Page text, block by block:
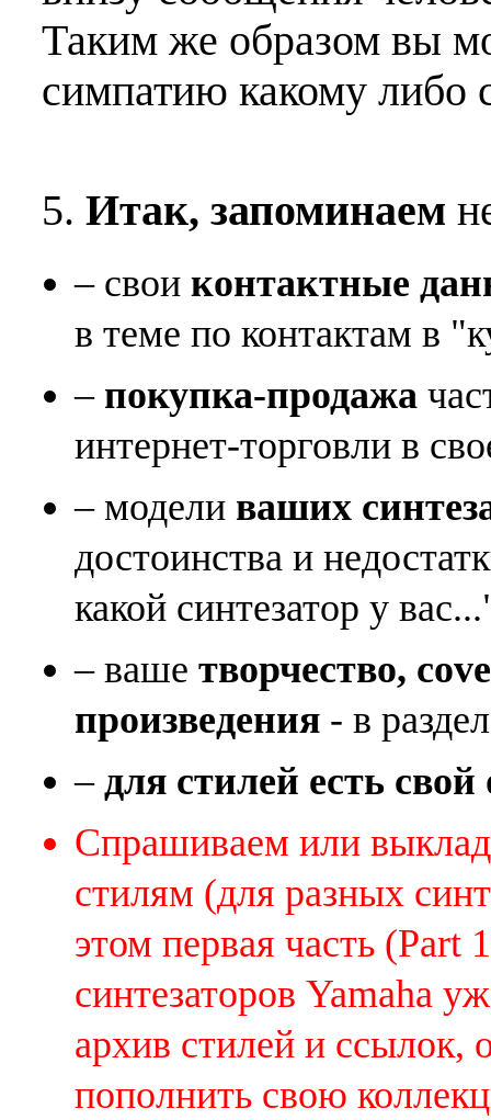
Таким же образом вы
симпатию какому
5. Итак, запоминаем
– свои контактные
в теме по контактам в
– покупка-продажа
интернет-торговли в
– модели ваших
достоинства и
какой синтезатор у
– ваше творчество,
произведения - в
–для стилей есть
Спрашиваем или
стилям (для разных
этом первая часть
синтезаторов Yamaha
архив стилей и ссылок,
пополнить свою